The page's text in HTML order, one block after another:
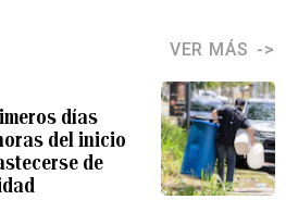
VER MÁS
días
del inicio
de